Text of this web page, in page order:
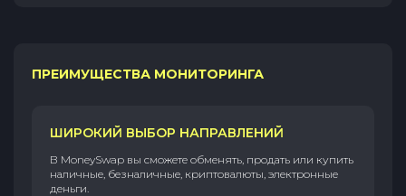
ПРЕИМУЩЕСТВА МОНИТОРИНГА
ШИРОКИЙ ВЫБОР НАПРАВЛЕНИЙ
В MoneySwap вы сможете обменять, продать или купить
наличные, безналичные, криптовалюты, электронные
деньги.